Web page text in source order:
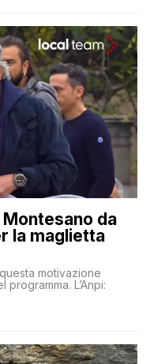
Montesano da
la maglietta
motivazione
L’Anpi: